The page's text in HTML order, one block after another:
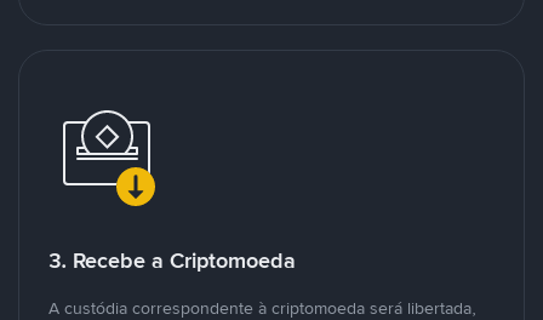
3. Recebe a Criptomoeda
A custódia correspondente à criptomoeda será libertada,